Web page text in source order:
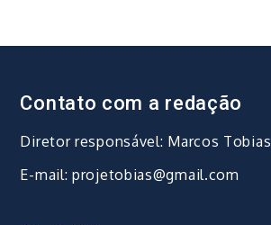
Contato com a redação
Diretor responsável: Marcos Tobias
E-mail: projetobias@gmail.com